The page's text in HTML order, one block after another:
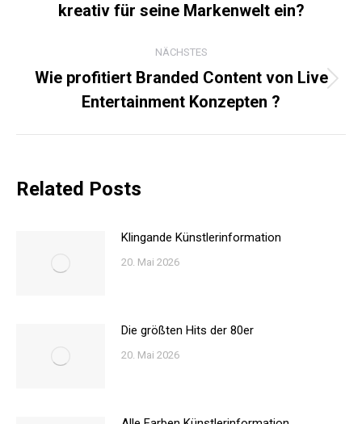
Beitrag:
kreativ für seine Markenwelt ein?
NÄCHSTES
Beitrag:
Wie profitiert Branded Content von Live
Entertainment Konzepten ?
Related Posts
Klingande Künstlerinformation
20. Mai 2026
Die größten Hits der 80er
20. Mai 2026